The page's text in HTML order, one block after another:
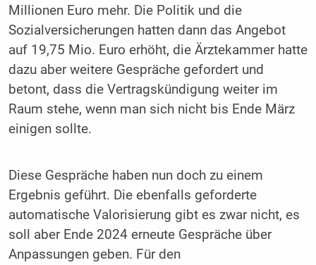
Millionen Euro mehr. Die Politik und die
Sozialversicherungen hatten dann das Angebot
auf 19,75 Mio. Euro erhöht, die Ärztekammer hatte
dazu aber weitere Gespräche gefordert und
betont, dass die Vertragskündigung weiter im
Raum stehe, wenn man sich nicht bis Ende März
einigen sollte.
Diese Gespräche haben nun doch zu einem
Ergebnis geführt. Die ebenfalls geforderte
automatische Valorisierung gibt es zwar nicht, es
soll aber Ende 2024 erneute Gespräche über
Anpassungen geben. Für den